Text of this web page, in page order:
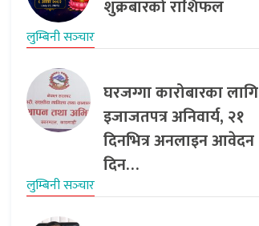
शुक्रबारको राशिफल
लुम्बिनी सञ्‍चार
घरजग्गा कारोबारका लागि
इजाजतपत्र अनिवार्य, २१
दिनभित्र अनलाइन आवेदन
दिन…
लुम्बिनी सञ्‍चार